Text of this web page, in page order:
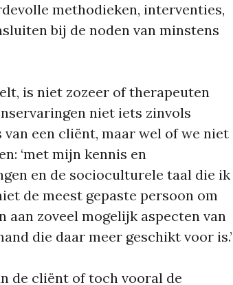
methodieken, interventies,
bij de noden van minstens
is niet zozeer of therapeuten
niet iets zinvols
een cliënt, maar wel of we niet
‘met mijn kennis en
en de socioculturele taal die ik
de meest gepaste persoon om
aan zoveel mogelijk aspecten van
die daar meer geschikt voor is.’
de cliënt of toch vooral de